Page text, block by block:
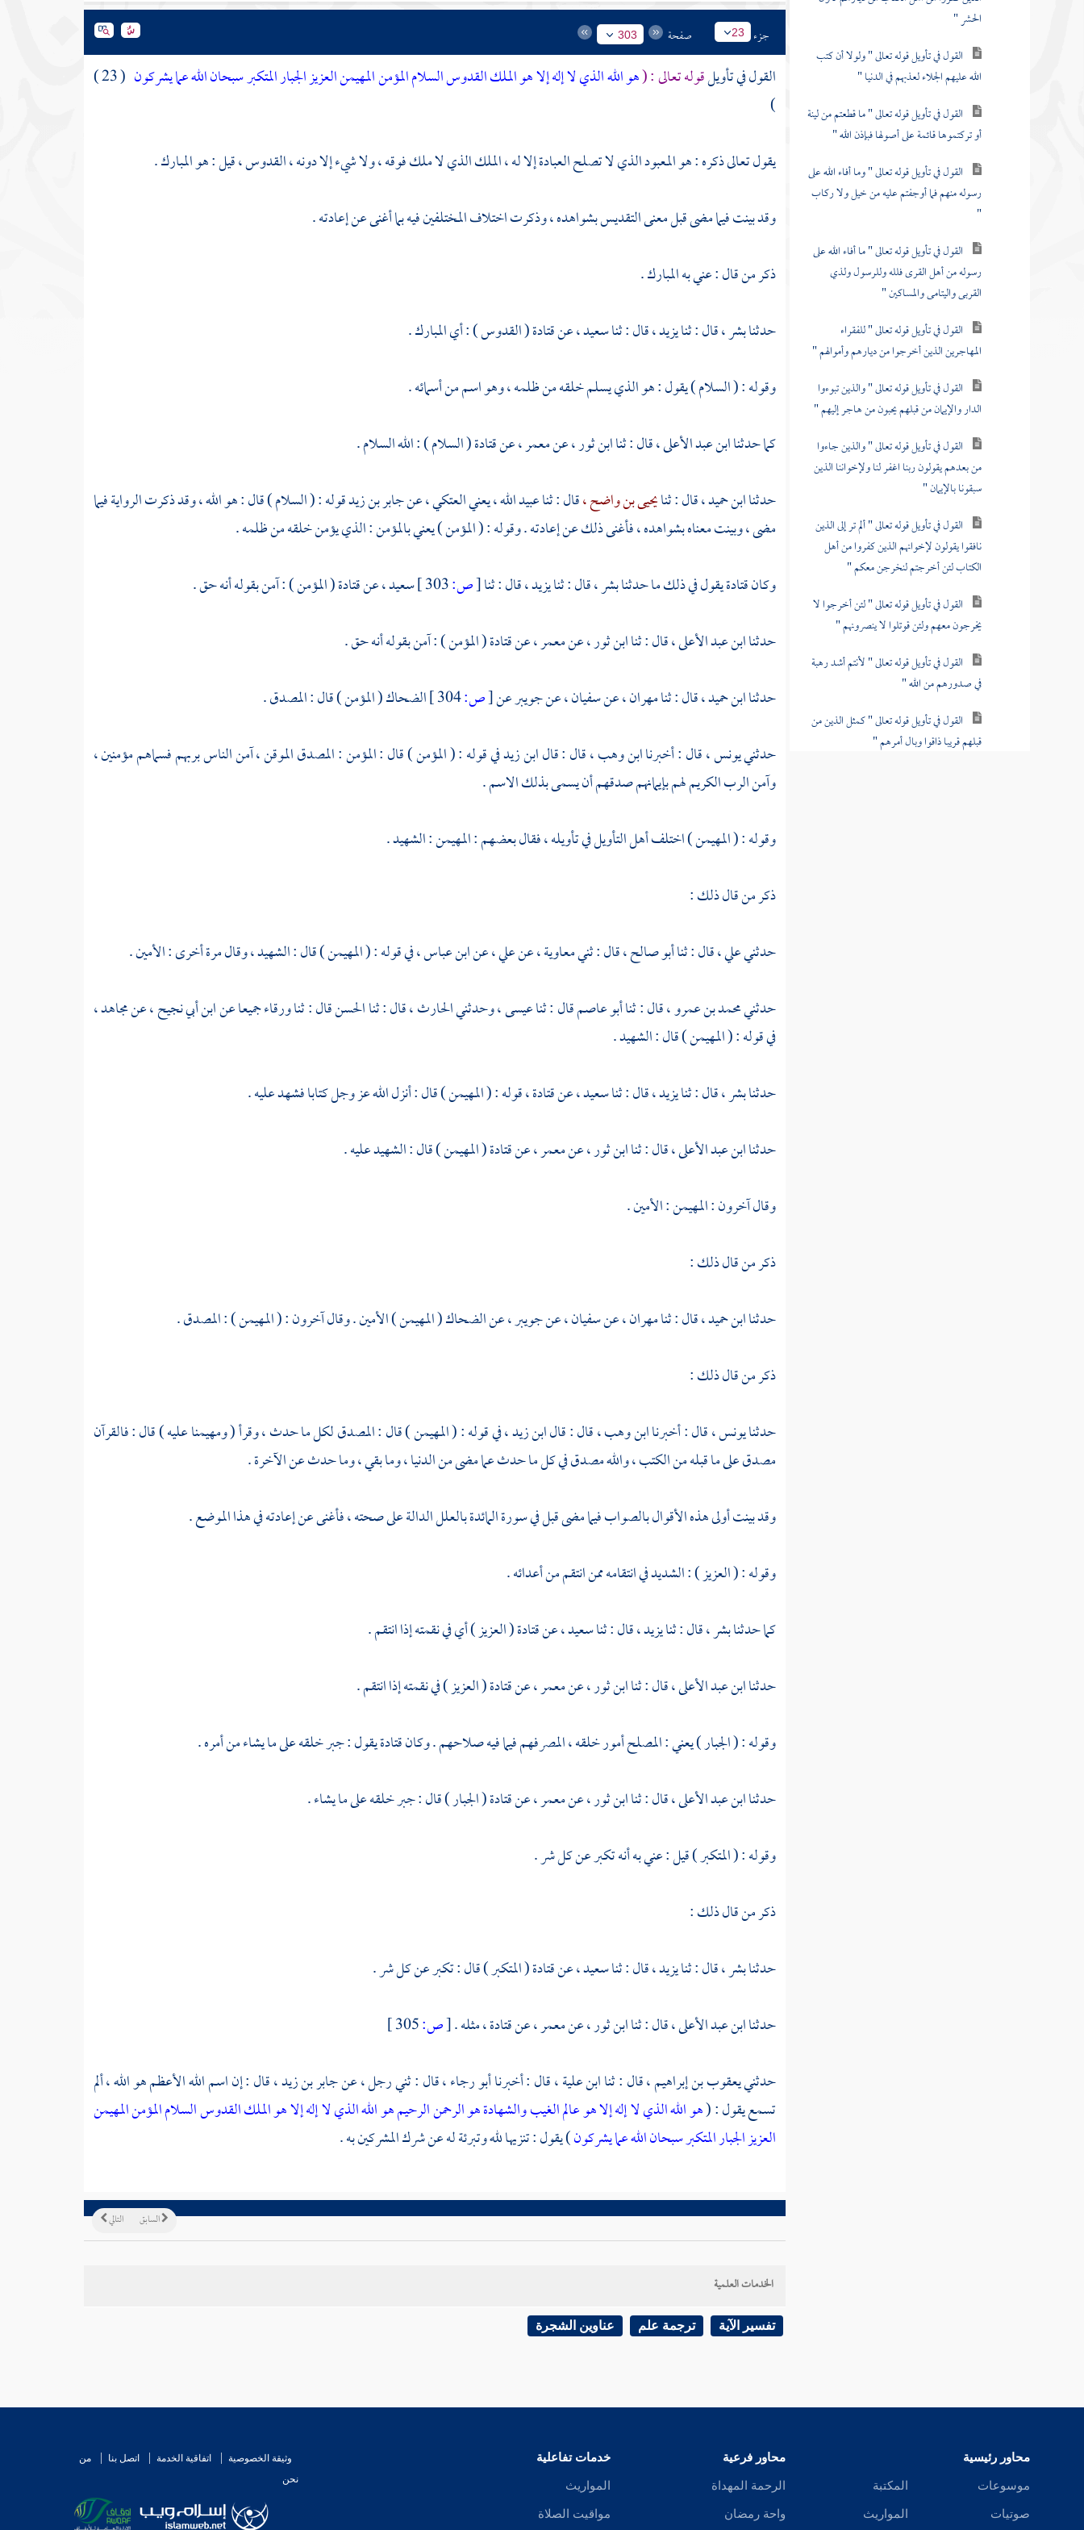
الحشر "
القول في تأويل قوله تعالى " ولولا أن كتب
الله عليهم الجلاء لعذبهم في الدنيا "
القول في تأويل قوله تعالى " ما قطعتم من لينة
أو تركتموها قائمة على أصولها فبإذن الله "
القول في تأويل قوله تعالى " وما أفاء الله على
رسوله منهم فما أوجفتم عليه من خيل ولا ركاب
"
القول في تأويل قوله تعالى " ما أفاء الله على
رسوله من أهل القرى فلله وللرسول ولذي
القربى واليتامى والمساكين "
القول في تأويل قوله تعالى " للفقراء
المهاجرين الذين أخرجوا من ديارهم وأموالهم "
القول في تأويل قوله تعالى " والذين تبوءوا
الدار والإيمان من قبلهم يحبون من هاجر إليهم "
القول في تأويل قوله تعالى " والذين جاءوا
من بعدهم يقولون ربنا اغفر لنا ولإخواننا الذين
سبقونا بالإيمان "
القول في تأويل قوله تعالى " ألم تر إلى الذين
نافقوا يقولون لإخوانهم الذين كفروا من أهل
الكتاب لئن أخرجتم لنخرجن معكم "
القول في تأويل قوله تعالى " لئن أخرجوا لا
يخرجون معهم ولئن قوتلوا لا ينصرونهم "
القول في تأويل قوله تعالى " لأنتم أشد رهبة
في صدورهم من الله "
القول في تأويل قوله تعالى " كمثل الذين من
قبلهم قريبا ذاقوا وبال أمرهم "
تفسير سورة الشمس
تفسير سورة الضحى
تفسير سورة الشرح
جزء 23 صفحة 303
القول في تأويلقوله تعالى : (هو الله الذي لا إله إلا هو الملك القدوس السلام المؤمن المهيمن العزيز الجبار المتكبر سبحان الله عما يشركون
( 23 )
)
يقول تعالى ذكره : هو المعبود الذي لا تصلح العبادة إلا له ، الملك الذي لا ملك فوقه ، ولا شيء إلا دونه ، القدوس ، قيل : هو المبارك .
وقد بينت فيما مضى قبل معنى التقديس بشواهده ، وذكرت اختلاف المختلفين فيه بما أغنى عن إعادته .
ذكر من قال : عني به المبارك .
حدثنابشر ،قال : ثنايزيد ،قال : ثناسعيد ،عنقتادة( القدوس ) : أي المبارك .
وقوله : ( السلام ) يقول : هو الذي يسلم خلقه من ظلمه ، وهو اسم من أسمائه .
كما حدثناابن عبد الأعلى ،قال : ثناابن ثور ،عنمعمر ،عنقتادة( السلام ) : الله السلام .
حدثناابن حميد ،قال : ثنايحيى بن واضح ،قال : ثناعبيد الله ، يعني العتكي ،عنجابر بن زيدقوله : ( السلام ) قال : هو الله ، وقد ذكرت الرواية فيما
مضى ، وبينت معناه بشواهده ، فأغنى ذلك عن إعادته . وقوله : ( المؤمن ) يعني بالمؤمن : الذي يؤمن خلقه من ظلمه .
وكانقتادةيقول في ذلك ما حدثنابشر ،قال : ثنايزيد ،قال : ثنا[ص: سعيد ،عنقتادة( المؤمن ) : آمن بقوله أنه حق .
حدثناابن عبد الأعلى ،قال : ثناابن ثور ،عنمعمر ،عنقتادة( المؤمن ) : آمن بقوله أنه حق .
حدثناابن حميد ،قال : ثنامهران ،عنسفيان ،عنجويبرعن[ص: الضحاك( المؤمن ) قال : المصدق .
حدثنييونس ،قال : أخبرناابن وهب ،قال : قالابن زيدفي قوله : ( المؤمن ) قال : المؤمن : المصدق الموقن ، آمن الناس بربهم فسماهم مؤمنين ،
وآمن الرب الكريم لهم بإيمانهم صدقهم أن يسمى بذلك الاسم .
وقوله : ( المهيمن ) اختلف أهل التأويل في تأويله ، فقال بعضهم : المهيمن : الشهيد .
ذكر من قال ذلك :
حدثنيعلي ،قال : ثناأبو صالح ،قال : ثنيمعاوية ،عنعلي ،عنابن عباس ،في قوله : ( المهيمن ) قال : الشهيد ، وقال مرة أخرى : الأمين .
حدثنيمحمد بن عمرو ،قال : ثناأبو عاصمقال : ثناعيسى ،وحدثنيالحارث ،قال : ثناالحسنقال : ثناورقاءجميعا عنابن أبي نجيح ،عنمجاهد ،
في قوله : ( المهيمن ) قال : الشهيد .
حدثنابشر ،قال : ثنا يزيد ، قال : ثنا سعيد ، عنقتادة ،قوله : ( المهيمن ) قال : أنزل الله عز وجل كتابا فشهد عليه .
حدثناابن عبد الأعلى ،قال : ثناابن ثور ،عنمعمر ،عنقتادة( المهيمن ) قال : الشهيد عليه .
وقال آخرون : المهيمن : الأمين .
ذكر من قال ذلك :
حدثناابن حميد ،قال : ثنامهران ،عنسفيان ،عنجويبر ،عنالضحاك( المهيمن ) الأمين . وقال آخرون : ( المهيمن ) : المصدق .
ذكر من قال ذلك :
حدثنايونس ،قال : أخبرناابن وهب ،قال : قالابن زيد ،في قوله : ( المهيمن ) قال : المصدق لكل ما حدث ، وقرأ ( ومهيمنا عليه ) قال : فالقرآن
مصدق على ما قبله من الكتب ، والله مصدق في كل ما حدث عما مضى من الدنيا ، وما بقي ، وما حدث عن الآخرة .
وقد بينت أولى هذه الأقوال بالصواب فيما مضى قبل في سورة المائدة بالعلل الدالة على صحته ، فأغنى عن إعادته في هذا الموضع .
وقوله : ( العزيز ) : الشديد في انتقامه ممن انتقم من أعدائه .
كما حدثنابشر ،قال : ثنايزيد ،قال : ثناسعيد ،عنقتادة( العزيز ) أي في نقمته إذا انتقم .
حدثناابن عبد الأعلى ،قال : ثناابن ثور ،عنمعمر ،عنقتادة( العزيز ) في نقمته إذا انتقم .
وقوله : ( الجبار ) يعني : المصلح أمور خلقه ، المصرفهم فيما فيه صلاحهم . وكانقتادةيقول : جبر خلقه على ما يشاء من أمره .
حدثناابن عبد الأعلى ،قال : ثناابن ثور ،عنمعمر ،عنقتادة( الجبار ) قال : جبر خلقه على ما يشاء .
وقوله : ( المتكبر ) قيل : عني به أنه تكبر عن كل شر .
ذكر من قال ذلك :
حدثنابشر ،قال : ثنايزيد ،قال : ثناسعيد ،عنقتادة( المتكبر ) قال : تكبر عن كل شر .
حدثناابن عبد الأعلى ،قال : ثناابن ثور ،عنمعمر ،عنقتادة ،مثله .[ص:
حدثني يعقوب بن إبراهيم ، قال : ثنا ابن علية ، قال : أخبرنا أبو رجاء ، قال : ثني رجل ، عن جابر بن زيد ، قال : إن اسم الله الأعظم هو الله ، ألم
تسمع يقول : (هو الله الذي لا إله إلا هو عالم الغيب والشهادة هو الرحمن الرحيم هو الله الذي لا إله إلا هو الملك القدوس السلام المؤمن المهيمن
العزيز الجبار المتكبر سبحان الله عما يشركون) يقول : تنزيها لله وتبرئة له عن شرك المشركين به .
التالي السابق
الخدمات العلمية
تفسير الآية ترجمة علم عناوين الشجرة
محاور رئيسية
موسوعات
صوتيات
المكتبة
المواريث
محاور فرعية
الرحمة المهداة
واحة رمضان
خدمات تفاعلية
المواريث
مواقيت الصلاة
وثيقة الخصوصية اتفاقية الخدمة اتصل بنا
من
نحن